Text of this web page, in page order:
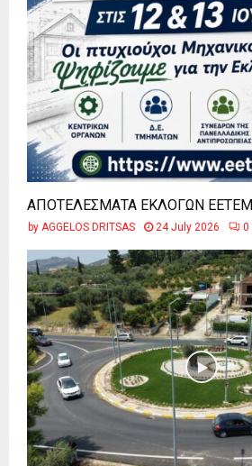
ΑΠΟΤΕΛΕΣΜΑΤΑ ΕΚΛΟΓΩΝ ΕΕΤΕΜ
by AGGELOS DRITSAS 24 July 2026 0